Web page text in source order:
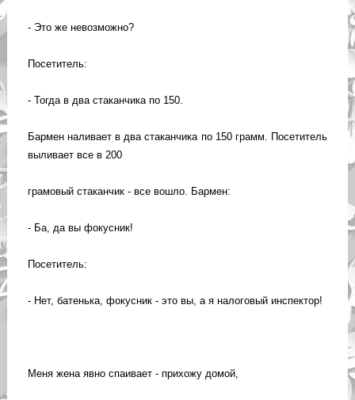
- Это же невозможно?
Посетитель:
- Тогда в два стаканчика по 150.
Бармен наливает в два стаканчика по 150 грамм. Посетитель
выливает все в 200
грамовый стаканчик - все вошло. Бармен:
- Ба, да вы фокусник!
Посетитель:
- Нет, батенька, фокусник - это вы, а я налоговый инспектор!
Меня жена явно спаивает - прихожу домой,